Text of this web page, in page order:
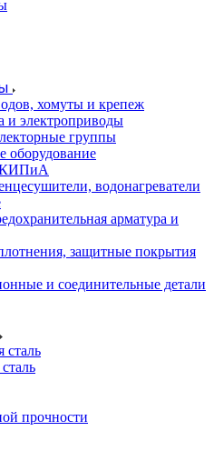
хомуты и крепеж
и электроприводы
группы
оборудование
КИПиА
водонагреватели
арматура и
защитные покрытия
и соединительные детали
сталь
прочности